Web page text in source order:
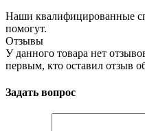
Наши квалифицированные
помогут.
Отзывы
У данного товара нет
первым, кто оставил отзыв
Задать вопрос